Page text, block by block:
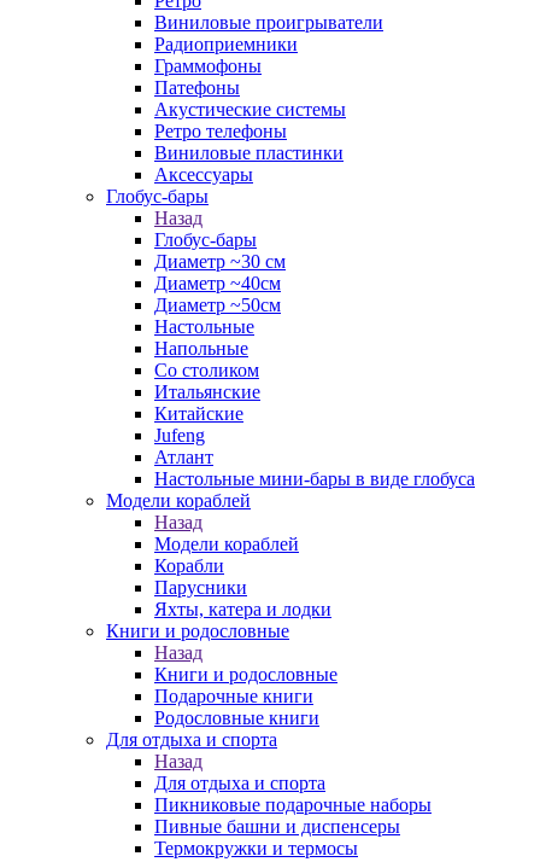
Виниловые проигрыватели
Радиоприемники
Граммофоны
Патефоны
Акустические системы
Ретро телефоны
Виниловые пластинки
Аксессуары
Глобус-бары
Назад
Глобус-бары
Диаметр ~30 см
Диаметр ~40см
Диаметр ~50см
Настольные
Напольные
Со столиком
Итальянские
Китайские
Jufeng
Атлант
Настольные мини-бары в виде глобуса
Модели кораблей
Назад
Модели кораблей
Корабли
Парусники
Яхты, катера и лодки
Книги и родословные
Назад
Книги и родословные
Подарочные книги
Родословные книги
Для отдыха и спорта
Назад
Для отдыха и спорта
Пикниковые подарочные наборы
Пивные башни и диспенсеры
Термокружки и термосы